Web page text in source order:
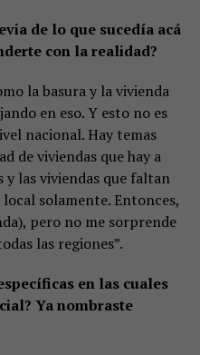
de lo que sucedía acá
con la realidad?
la basura y la vivienda
en eso. Y esto no es
nacional. Hay temas
de viviendas que hay a
y las viviendas que faltan
solamente. Entonces,
pero no me sorprende
las regiones”.
en las cuales
Ya nombraste